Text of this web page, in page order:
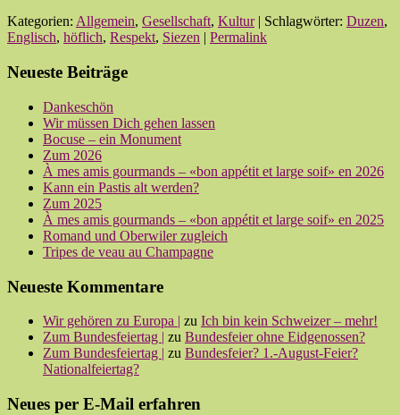
Kategorien: Allgemein, Gesellschaft, Kultur| Schlagwörter: Duzen,
Englisch, höflich, Respekt, Siezen Permalink
Neueste Beiträge
Dankeschön
Wir müssen Dich gehen lassen
Bocuse – ein Monument
Zum 2026
À mes amis gourmands – «bon appétit et large soif» en 2026
Kann ein Pastis alt werden?
Zum 2025
À mes amis gourmands – «bon appétit et large soif» en 2025
Romand und Oberwiler zugleich
Tripes de veau au Champagne
Neueste Kommentare
Wir gehören zu Europa | zu Ich bin kein Schweizer – mehr!
Zum Bundesfeiertag | zu Bundesfeier ohne Eidgenossen?
Zum Bundesfeiertag | zu Bundesfeier? 1.-August-Feier?
Nationalfeiertag?
Neues per E-Mail erfahren